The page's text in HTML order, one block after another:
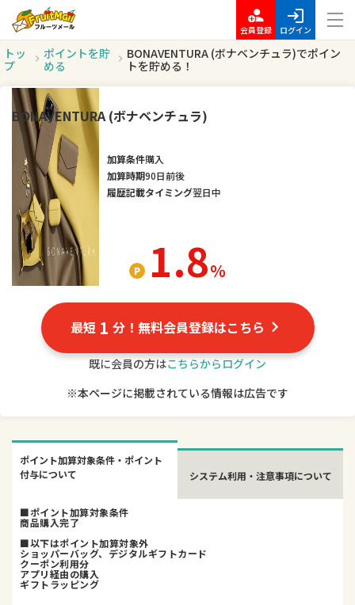
会員登録 ログイン
トッ
プ
ポイントを貯
める
BONAVENTURA (ボナベンチュラ)でポイン
トを貯める！
BONAVENTURA (ボナベンチュラ)
1.8％
加算条件購入
加算時期90日前後
履歴記載タイミング翌日中
最短 1 分！無料会員登録はこちら
既に会員の方はこちらからログイン
※本ページに掲載されている情報は広告です
ポイント加算対象条件・ポイント
付与について
システム利用・注意事項について
■ポイント加算対象条件
商品購入完了
■以下はポイント加算対象外
ショッパーバッグ、デジタルギフトカード
クーポン利用分
アプリ経由の購入
ギフトラッピング